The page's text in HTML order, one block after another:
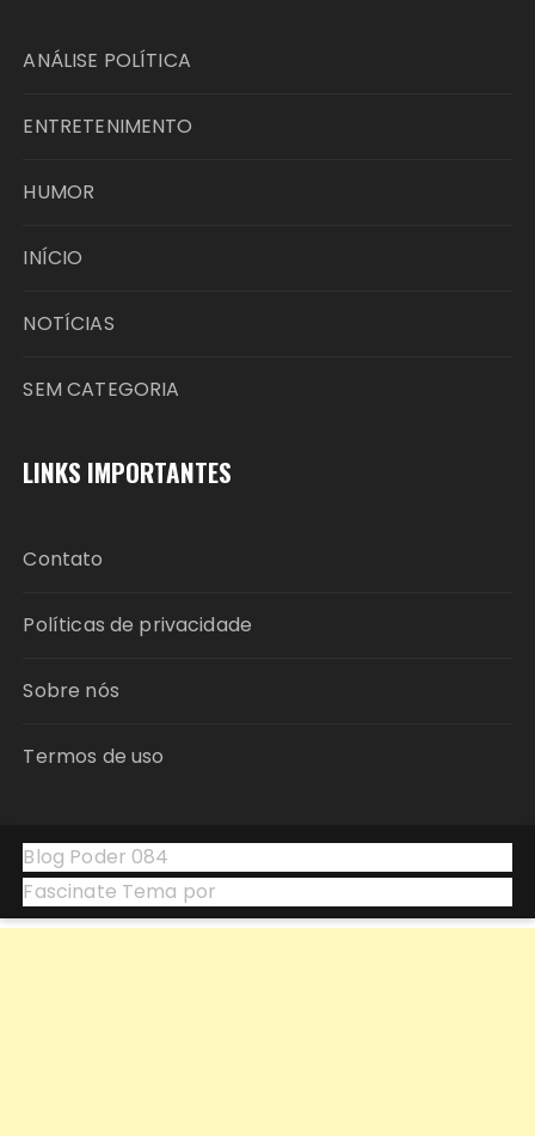
ANÁLISE POLÍTICA
ENTRETENIMENTO
HUMOR
INÍCIO
NOTÍCIAS
SEM CATEGORIA
LINKS IMPORTANTES
Contato
Políticas de privacidade
Sobre nós
Termos de uso
Blog Poder 084
Fascinate Tema por